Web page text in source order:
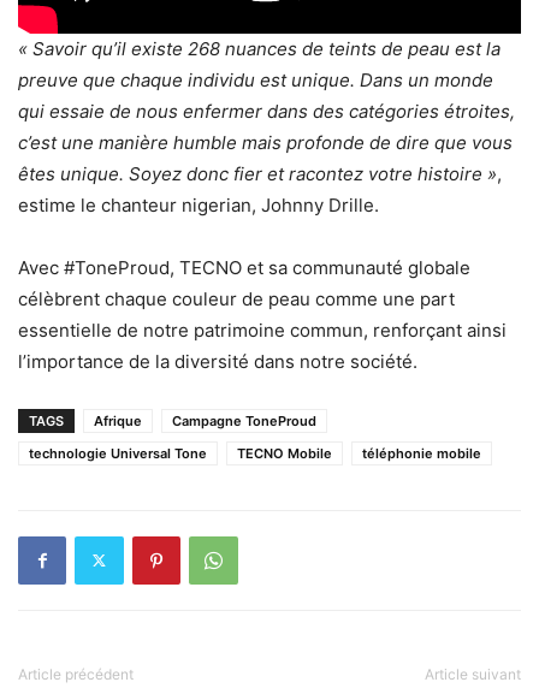
« Savoir qu’il existe 268 nuances de teints de peau est la
preuve que chaque individu est unique. Dans un monde
qui essaie de nous enfermer dans des catégories étroites,
c’est une manière humble mais profonde de dire que vous
êtes unique. Soyez donc fier et racontez votre histoire »,
estime le chanteur nigerian, Johnny Drille.
Avec #ToneProud, TECNO et sa communauté globale
célèbrent chaque couleur de peau comme une part
essentielle de notre patrimoine commun, renforçant ainsi
l’importance de la diversité dans notre société.
TAGS Afrique
Campagne ToneProud
technologie Universal Tone
TECNO Mobile téléphonie mobile
Article précédent Article suivant